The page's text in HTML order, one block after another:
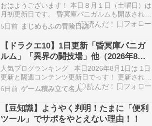
おはようございます！ 本日８月１日（土曜日）は
月初更新日です。 昏冥庫パニガルムも開放されて
います。異界の闘技場も更新！ 月初パトロールに
行ってきましたので報告します。 そして今夜 防
衛軍プレイヤーイベント「グダグダ防衛軍」は最
終日！ 普段のグダグダ防衛軍とは一風変わった防
衛に…
5日前 まじめもふの冒険日誌
【ドラクエ10】1日更新「昏冥庫パニガ
ルム」「異界の闘技場」他（2026年8月1
日）
人気ブログランキング 本日2026年8月1日は 1日
更新と隔週コンテンツ更新日でっす！ 更新された
各コンテンツを 消化しながら記事書いてきま～
す。 昏冥庫パニガルム 今回のボスは 冥光冠パ
ニスライム 耐性は混乱、炎、呪文っス コイツ、
結構硬くてHPもあって結構移動があ…
6日前 ゲーム積み立て名人
【豆知識】ようやく判明！たまに「便利
ツール」でサポをやとえない理由！！